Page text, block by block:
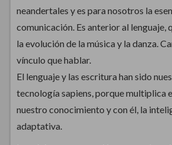
neandertales y es para nosotros la
comunicación. Es anterior al lenguaje,
la evolución de la música y la danza.
vínculo que hablar.
El lenguaje y las escritura han sido
tecnología sapiens, porque multiplica
nuestro conocimiento y con él, la
adaptativa.